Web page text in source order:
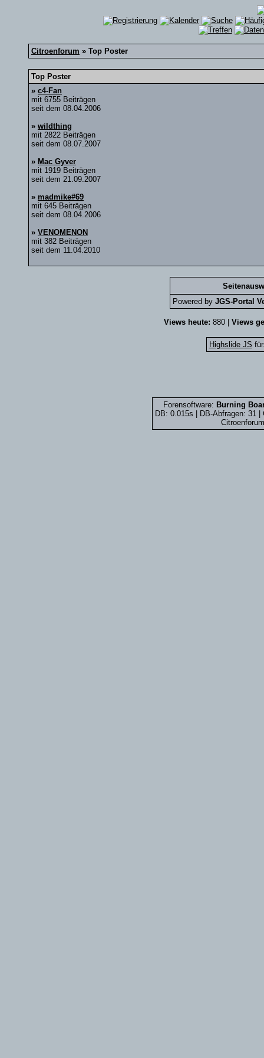
Citroenforum » Top Poster
Top Poster
» c4-Fan
mit 6755 Beiträgen
seit dem 08.04.2006
» wildthing
mit 2822 Beiträgen
seit dem 08.07.2007
» Mac Gyver
mit 1919 Beiträgen
seit dem 21.09.2007
» madmike#69
mit 645 Beiträgen
seit dem 08.04.2006
» VENOMENON
mit 382 Beiträgen
seit dem 11.04.2010
Powered by JGS-Portal
Views heute: 880 | Views
Highslide JS
Forensoftware: Burning
DB: 0.015s | DB-Abfragen: 31